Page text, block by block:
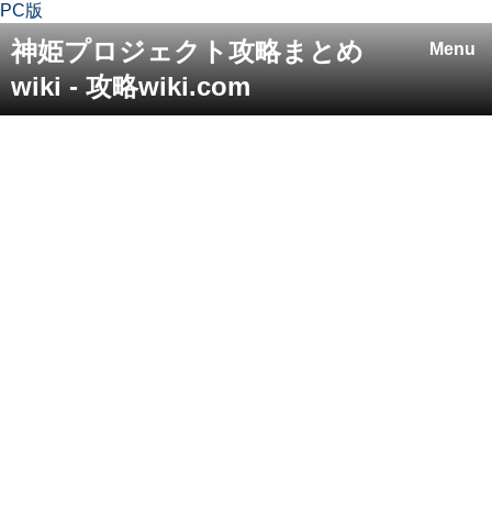
PC版
Menu
神姫プロジェクト攻略まとめ
wiki - 攻略wiki.com